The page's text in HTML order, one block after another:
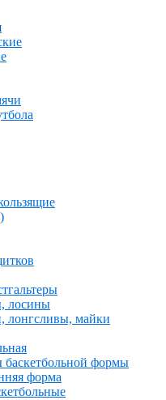
лосины
лонгсливы, майки
баскетбольной формы
форма